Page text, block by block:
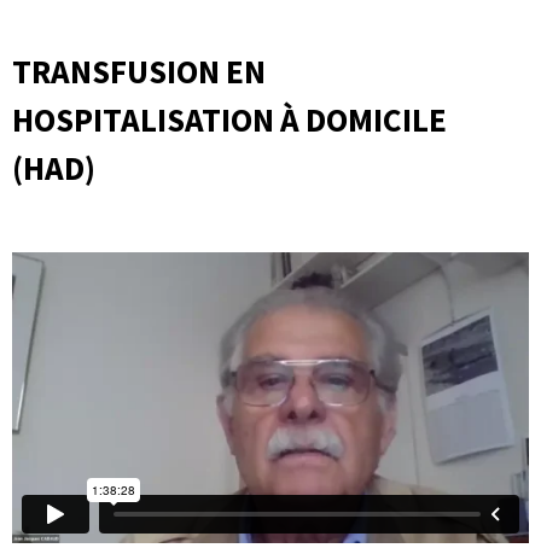
TRANSFUSION EN
HOSPITALISATION À DOMICILE
(HAD)